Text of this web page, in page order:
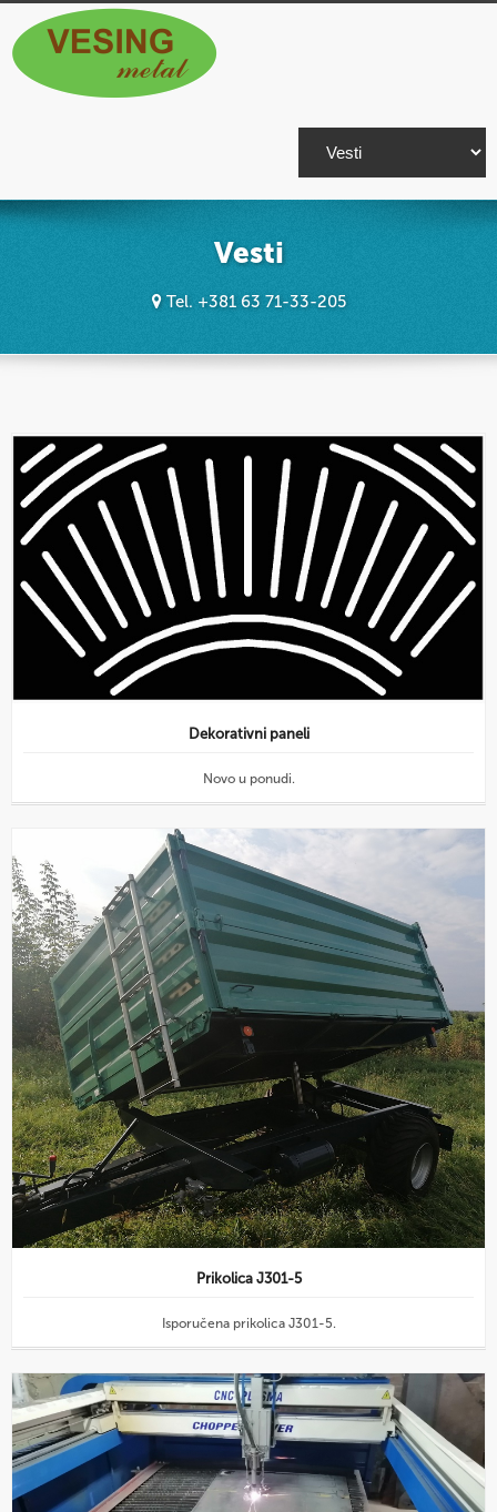
Vesti
Tel. +381 63 71-33-205
Dekorativni paneli
Novo u ponudi.
Prikolica J301-5
Isporučena prikolica J301-5.